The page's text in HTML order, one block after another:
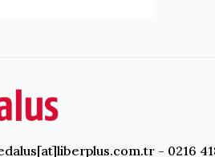
- 0216